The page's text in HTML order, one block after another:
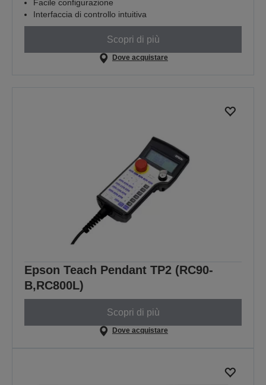
Facile configurazione
Interfaccia di controllo intuitiva
Scopri di più
Dove acquistare
Epson Teach Pendant TP2 (RC90-
B,RC800L)
Scopri di più
Dove acquistare